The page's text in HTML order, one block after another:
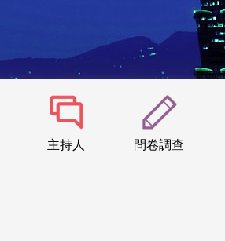
主持人 問卷調查